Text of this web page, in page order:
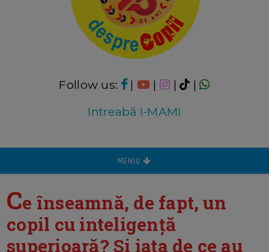
Follow us: | | |
|
Intreabă I-MAMI
MENIU
Ce înseamnă, de fapt, un
copil cu inteligență
superioară? Si iata de ce au